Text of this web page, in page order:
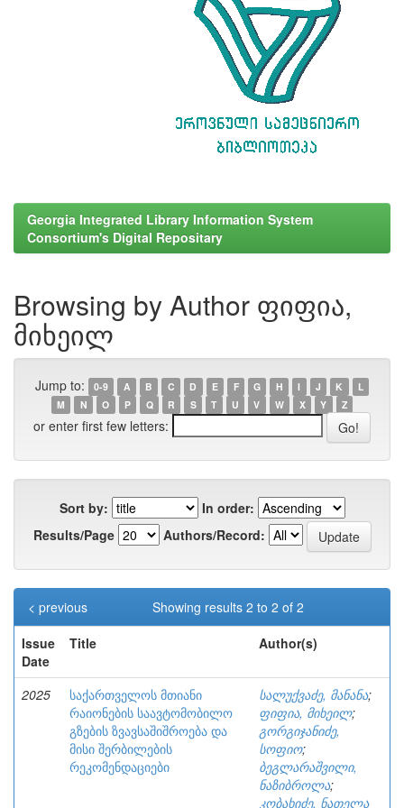
Georgia Integrated Library Information System
Consortium's Digital Repositary
Browsing by Author ფიფია,
მიხეილ
Jump to: 0-9 A B C D E F G H I J K
L
M
N O P Q R S T U V W X Y Z
or enter first few letters:
Sort by:
In order:
Results/Page
Authors/Record:
Showing results 2 to 2 of 2
< previous
Issue
Date
Title Author(s)
2025
საქართველოს მთიანი
რაიონების საავტომობილო
გზების ზვავსაშიშროება და
მისი შერბილების
რეკომენდაციები
სალუქვაძე, მანანა;
ფიფია, მიხეილ;
გორგიჯანიძე,
სოფიო;
ბეგლარაშვილი,
ნაზიბროლა;
კობახიძე, ნათელა